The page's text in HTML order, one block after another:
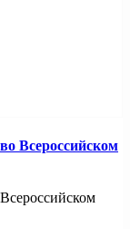
Всероссийском